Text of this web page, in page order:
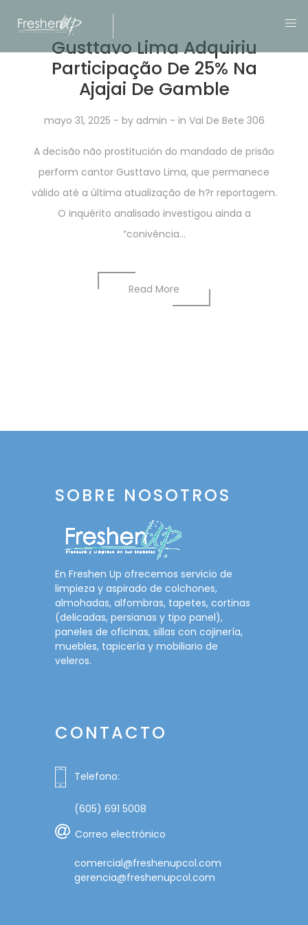
Gusttavo Lima Adquiriu
Participação De 25% Na
Ajajai De Gamble
mayo 31, 2025 - by admin - in Vai De Bete 306
A decisão não prostitución do mandado de prisão
perform cantor Gusttavo Lima, que permanece
válido até a última atualização de h?r reportagem.
O inquérito analisado investigou ainda a
“conivência...
Read More
SOBRE NOSOTROS
En Freshen Up ofrecemos servicio de
limpieza y aspirado de colchones,
almohadas, alfombras, tapetes, cortinas
(delicadas, persianas y tipo panel),
paneles de oficinas, sillas con cojinería,
muebles, tapicería y mobiliario de
veleros.
CONTACTO
Telefono:
(605) 691 5008
Correo electrónico
comercial@freshenupcol.com
gerencia@freshenupcol.com